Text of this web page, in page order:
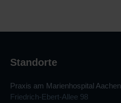
Standorte
Praxis am Marienhospital Aachen
Friedrich-Ebert-Allee 98